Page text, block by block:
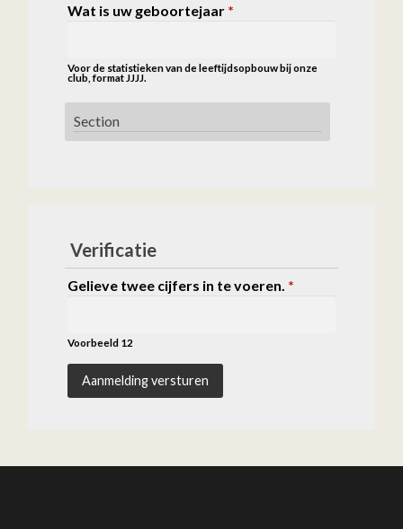
Wat is uw geboortejaar *
Voor de statistieken van de leeftijdsopbouw bij onze
club, format JJJJ.
Section
Verificatie
Gelieve twee cijfers in te voeren. *
Voorbeeld 12